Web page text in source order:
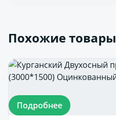
Похожие товары
Подробнее